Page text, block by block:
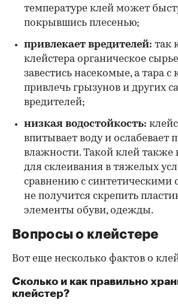
температуре клей может
покрывшись плесенью;
привлекает вредителей: так
клейстера органическое
завестись насекомые, а тара с
привлечь грызунов и других
вредителей;
низкая водостойкость:
впитывает воду и ослабевает
влажности. Такой клей также
для склеивания в тяжелых
сравнению с синтетическими
не получится скрепить
элементы обуви, одежды.
Вопросы о клейстере
Вот еще несколько фактов о
Сколько и как правильно
клейстер?